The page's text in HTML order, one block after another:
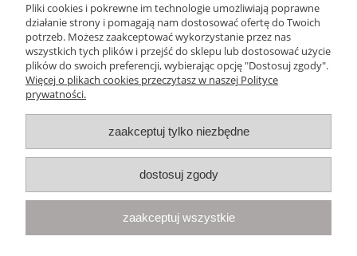
Pomoc
Moje konto
Płatności i dostawa
Informacje
O nas
Your Space| Olimpijska 8, 86-010 Samociążek, woj. kujawsko-
Pliki cookies i pokrewne im technologie umożliwiają poprawne
działanie strony i pomagają nam dostosować ofertę do Twoich
potrzeb. Możesz zaakceptować wykorzystanie przez nas
wszystkich tych plików i przejść do sklepu lub dostosować użycie
plików do swoich preferencji, wybierając opcję "Dostosuj zgody".
Więcej o plikach cookies przeczytasz w naszej Polityce
prywatności.
zaakceptuj tylko niezbędne
dostosuj zgody
zaakceptuj wszystkie